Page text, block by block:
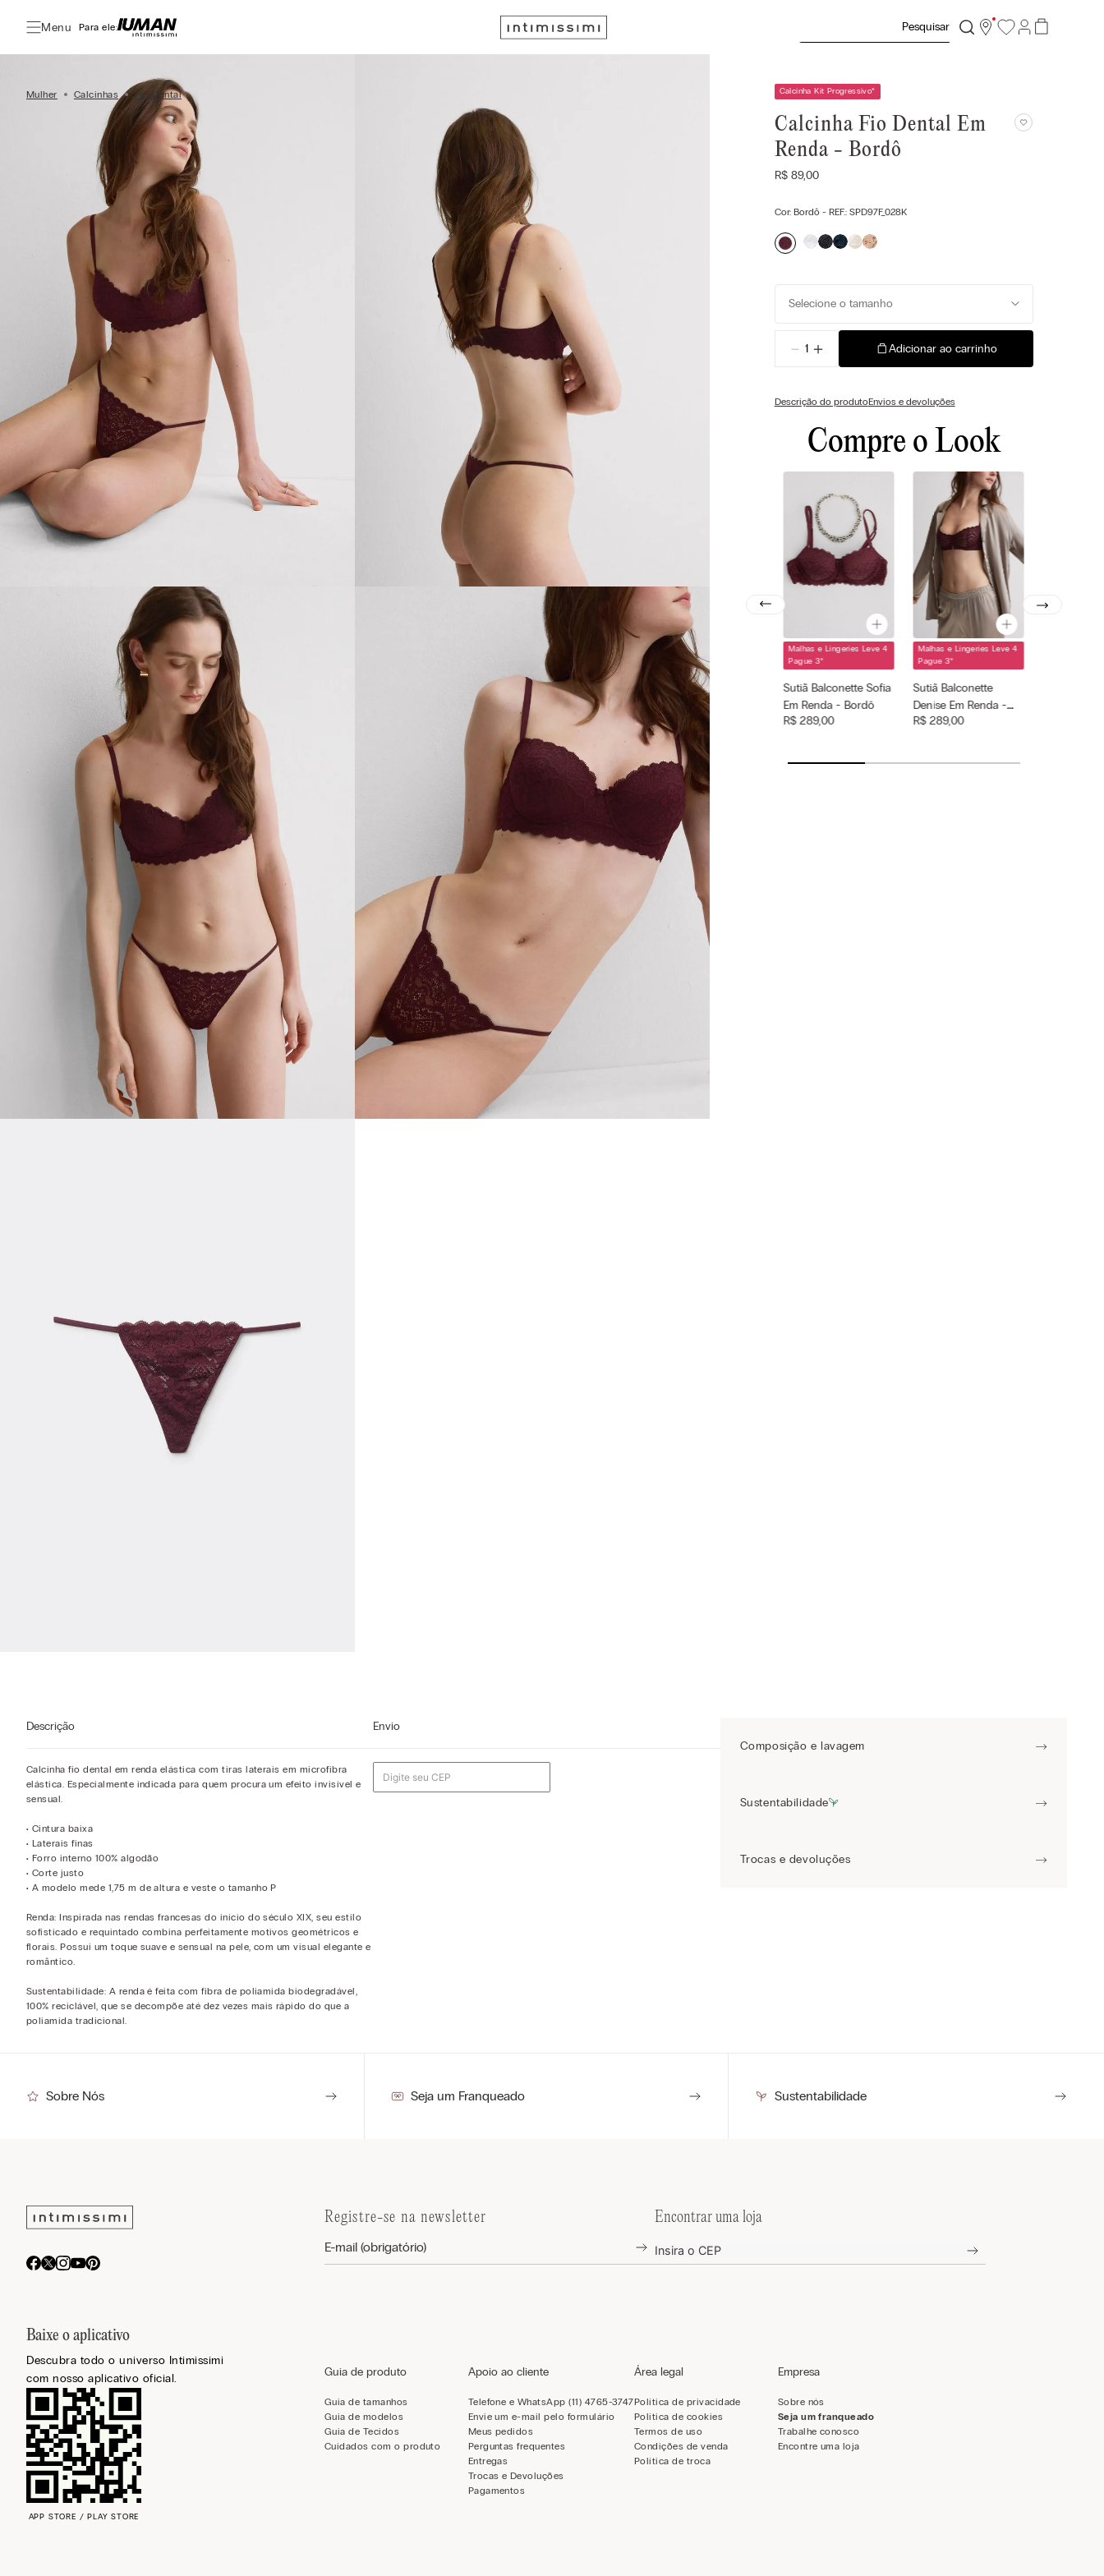
Menu Para ele:
Mulher Calcinhas Fio Dental Calcinha Kit Progressivo*
Calcinha Fio Dental Em
Renda - Bordô
R$ 89,00
Cor: Bordô- REF.: SPD97F_028K
Selecione o tamanho
＋
－ Adicionar ao carrinho
Descrição do produtoEnvios e devoluções
Compre o Look
Cor selecionada
Bordô - 028k -
Dark Burgundy
Tamanho
selecionado
—
Malhas e Lingeries Leve 4
Pague 3*
Sutiã Balconette Sofia
Em Renda - Bordô
R$ 289,00
Cor selecionada
Bordô - 028k -
Dark Burgundy
Tamanho
selecionado
—
Malhas e Lingeries Leve 4
Pague 3*
Sutiã Balconette
Denise Em Renda -
Bordô
R$ 289,00
Descrição
Calcinha fio dental em renda elástica com tiras laterais em microfibra
elástica. Especialmente indicada para quem procura um efeito invisível e
sensual.
• Cintura baixa
• Laterais finas
• Forro interno 100% algodão
• Corte justo
• A modelo mede 1,75 m de altura e veste o tamanho P
Renda: Inspirada nas rendas francesas do início do século XIX, seu estilo
sofisticado e requintado combina perfeitamente motivos geométricos e
florais. Possui um toque suave e sensual na pele, com um visual elegante e
romântico.
Sustentabilidade: A renda é feita com fibra de poliamida biodegradável,
100% reciclável, que se decompõe até dez vezes mais rápido do que a
poliamida tradicional.
Envio
Composição e lavagem
Sustentabilidade
Trocas e devoluções
Sobre Nós Seja um Franqueado Sustentabilidade
Baixe o aplicativo
Descubra todo o universo Intimissimi
com nosso aplicativo oficial.
APP STORE / PLAY STORE
Registre-se na newsletter Encontrar uma loja
Guia de produto
Guia de tamanhos
Guia de modelos
Guia de Tecidos
Cuidados com o produto
Apoio ao cliente
Telefone e WhatsApp (11) 4765-3747
Envie um e-mail pelo formulário
Meus pedidos
Perguntas frequentes
Entregas
Trocas e Devoluções
Pagamentos
Área legal
Política de privacidade
Política de cookies
Termos de uso
Condições de venda
Política de troca
Empresa
Sobre nós
Seja um franqueado
Trabalhe conosco
Encontre uma loja